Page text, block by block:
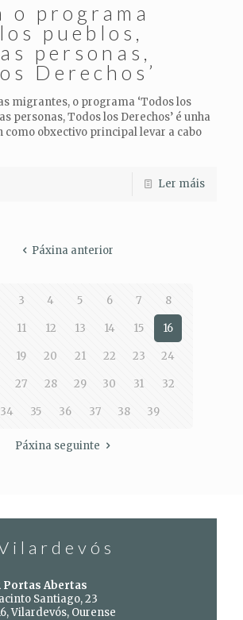
o programa
pueblos,
personas,
Derechos’
migrantes, o programa ‘Todos los
personas, Todos los Derechos’ é unha
como obxectivo principal levar a cabo
Ler máis
Páxina anterior
3 4 5 6 7 8
11 12 13 14 15 16
19 20 21 22 23 24
27 28 29 30 31 32
34 35 36 37 38 39
Páxina seguinte
Portas Abertas
Santiago, 23
Vilardevós, Ourense